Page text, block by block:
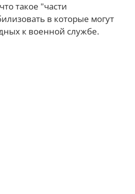
такое "части
в которые могут
к военной службе.